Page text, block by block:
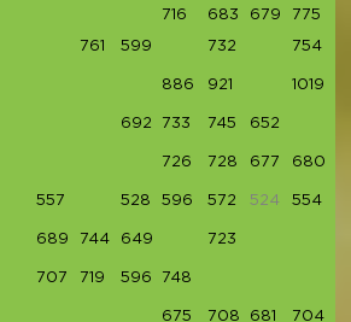
716 683 679 775
761 599 732 754
886 921 1019
692 733 745 652
726 728 677 680
557 528 596 572 524 554
689 744 649 723
707 719 596 748
675 708 681 704